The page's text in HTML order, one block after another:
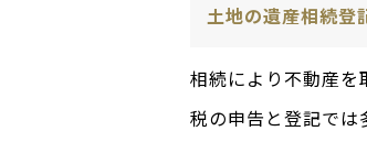
土地の遺産相続登
相続により不動産を
税の申告と登記では